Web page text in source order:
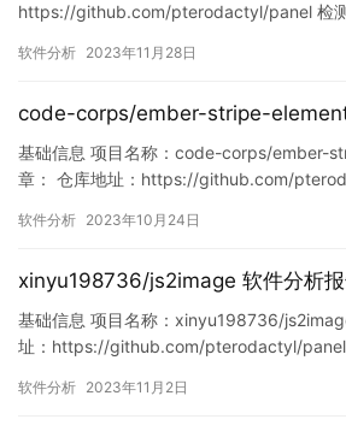
https://github.com/pterodactyl/panel 检测
0544/1729482033758949376 此报告由
软件分析 2023年11月28日
code-corps/ember-stripe-
基础信息 项目名称：code-corps/ember-
章： 仓库地址：https://github.com/
https://www.murphysec.com/console/
软件分析 2023年10月24日
xinyu198736/js2image 软件分析
基础信息 项目名称：xinyu198736/
址：https://github.com/pterodactyl/panel
06848/1719976641940996096 此报告
软件分析 2023年11月2日